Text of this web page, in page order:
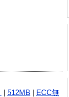
512MB
ECC無